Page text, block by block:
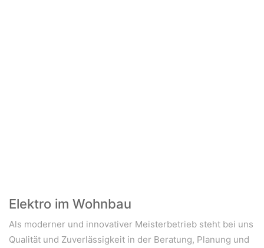
Elektro im Wohnbau
Als moderner und innovativer Meisterbetrieb steht bei uns
Qualität und Zuverlässigkeit in der Beratung, Planung und